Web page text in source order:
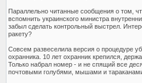
Параллельно читанные сообщения о том,
вспомнить украинского министра
забыл сделать контрольный выстрел.
ракету?
Совсем развеселила версия о процедуре
охранника. 10 лет охранник крепился,
Только набрал номер - и не спящий все
почтовыми голубями, мышами и